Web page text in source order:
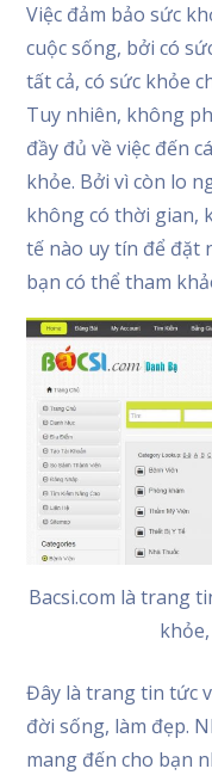
Việc đảm bảo sức
cuộc sống, bởi có
tất cả, có sức khỏe
Tuy nhiên, không
đầy đủ về việc đến
khỏe. Bởi vì còn lo
không có thời gian,
tế nào uy tín để đặt
bạn có thể tham
Bacsi.com là trang
Đây là trang tin tức
đời sống, làm đẹp.
mang đến cho bạn